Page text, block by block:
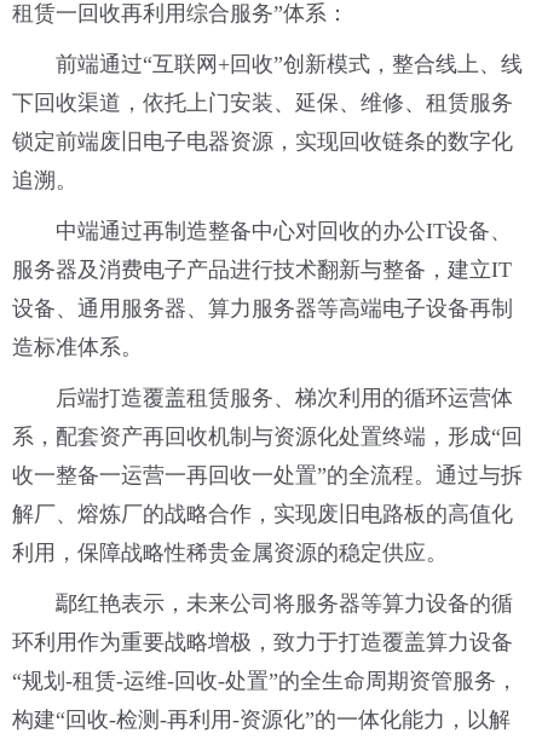
租赁一回收再利用综合服务”体系：
前端通过“互联网+回收”创新模式，整合线上、线
下回收渠道，依托上门安装、延保、维修、租赁服务
锁定前端废旧电子电器资源，实现回收链条的数字化
追溯。
中端通过再制造整备中心对回收的办公IT设备、
服务器及消费电子产品进行技术翻新与整备，建立IT
设备、通用服务器、算力服务器等高端电子设备再制
造标准体系。
后端打造覆盖租赁服务、梯次利用的循环运营体
系，配套资产再回收机制与资源化处置终端，形成“回
收一整备一运营一再回收一处置”的全流程。通过与拆
解厂、熔炼厂的战略合作，实现废旧电路板的高值化
利用，保障战略性稀贵金属资源的稳定供应。
鄢红艳表示，未来公司将服务器等算力设备的循
环利用作为重要战略增极，致力于打造覆盖算力设备
“规划-租赁-运维-回收-处置”的全生命周期资管服务，
构建“回收-检测-再利用-资源化”的一体化能力，以解